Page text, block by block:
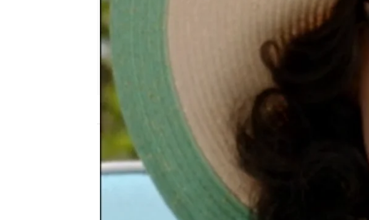
Nova
Publicado: 14 de julio de 2015, 14:25
Liz y Dick